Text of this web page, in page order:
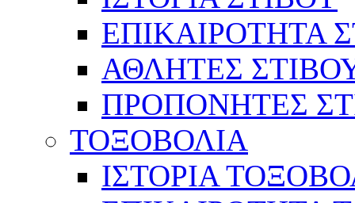
ΕΠΙΚΑΙΡΟΤΗΤΑ
ΑΘΛΗΤΕΣ
ΠΡΟΠΟΝΗΤΕΣ
ΤΟΞΟΒΟΛΙΑ
ΙΣΤΟΡΙΑ